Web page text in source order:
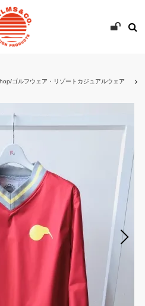
ゴルフウェア・リゾートカジュアルウェア